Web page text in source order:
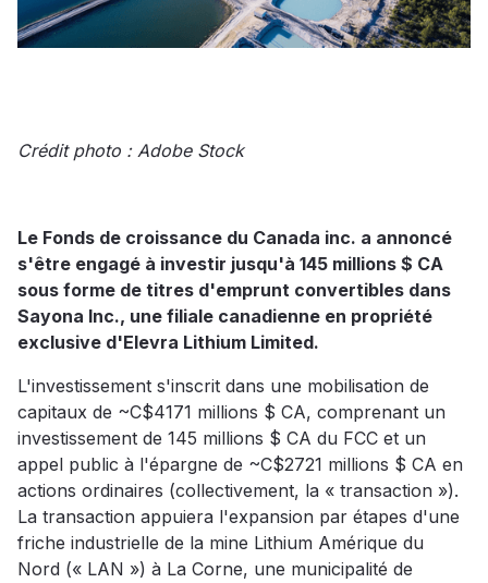
Crédit photo : Adobe Stock
Le Fonds de croissance du Canada inc. a annoncé
s'être engagé à investir jusqu'à 145 millions $ CA
sous forme de titres d'emprunt convertibles dans
Sayona Inc., une filiale canadienne en propriété
exclusive d'Elevra Lithium Limited.
L'investissement s'inscrit dans une mobilisation de
capitaux de ~C$4171 millions $ CA, comprenant un
investissement de 145 millions $ CA du FCC et un
appel public à l'épargne de ~C$2721 millions $ CA en
actions ordinaires (collectivement, la « transaction »).
La transaction appuiera l'expansion par étapes d'une
friche industrielle de la mine Lithium Amérique du
Nord (« LAN ») à La Corne, une municipalité de